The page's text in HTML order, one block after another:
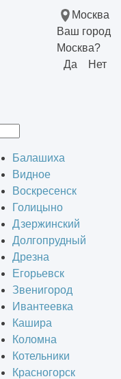
Москва
Ваш город
Москва?
Да
Нет
Балашиха
Видное
Воскресенск
Голицыно
Дзержинский
Долгопрудный
Дрезна
Егорьевск
Звенигород
Ивантеевка
Кашира
Коломна
Котельники
Красногорск